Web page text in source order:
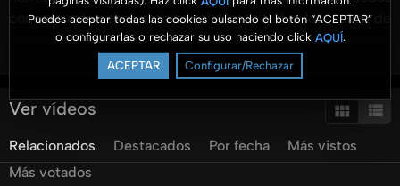
Puedes aceptar todas las cookies pulsando el botón “ACEPTAR”
o configurarlas o rechazar su uso haciendo click AQUÍ.
ACEPTAR Configurar/Rechazar
conocer más sobre este tema! ¡Únete todos los jueves de
5 a 6 p.m. en Facebook y YouTube para explorar las
oportunidades de crecimiento y desarrollo en el mundo
Aroma a Negocios por:
Ver más
Ver vídeos
Relacionados Destacados Por fecha
Más vistos
Más votados